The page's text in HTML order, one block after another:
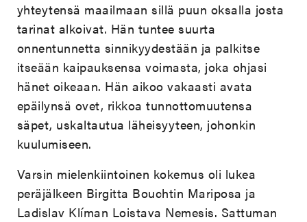
yhteytensä maailmaan sillä puun oksalla josta
tarinat alkoivat. Hän tuntee suurta
onnentunnetta sinnikyydestään ja palkitse
itseään kaipauksensa voimasta, joka ohjasi
hänet oikeaan. Hän aikoo vakaasti avata
epäilynsä ovet, rikkoa tunnottomuutensa
säpet, uskaltautua läheisyyteen, johonkin
kuulumiseen.
Varsin mielenkiintoinen kokemus oli lukea
peräjälkeen Birgitta Bouchtin Mariposa ja
Ladislav Klíman Loistava Nemesis. Sattuman